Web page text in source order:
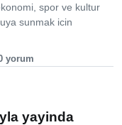
spor ve kultur
sunmak icin
yorum
yayinda